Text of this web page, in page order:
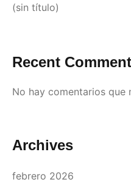
(sin título)
Recent
No hay comentarios que
Archives
febrero 2026